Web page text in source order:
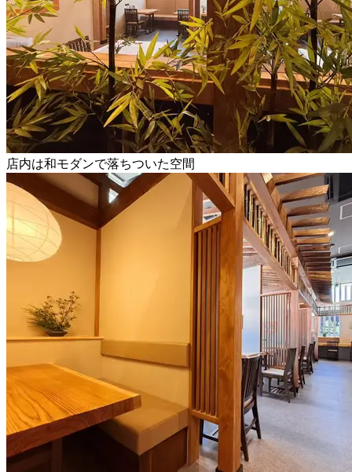
店内は和モダンで落ちついた空間